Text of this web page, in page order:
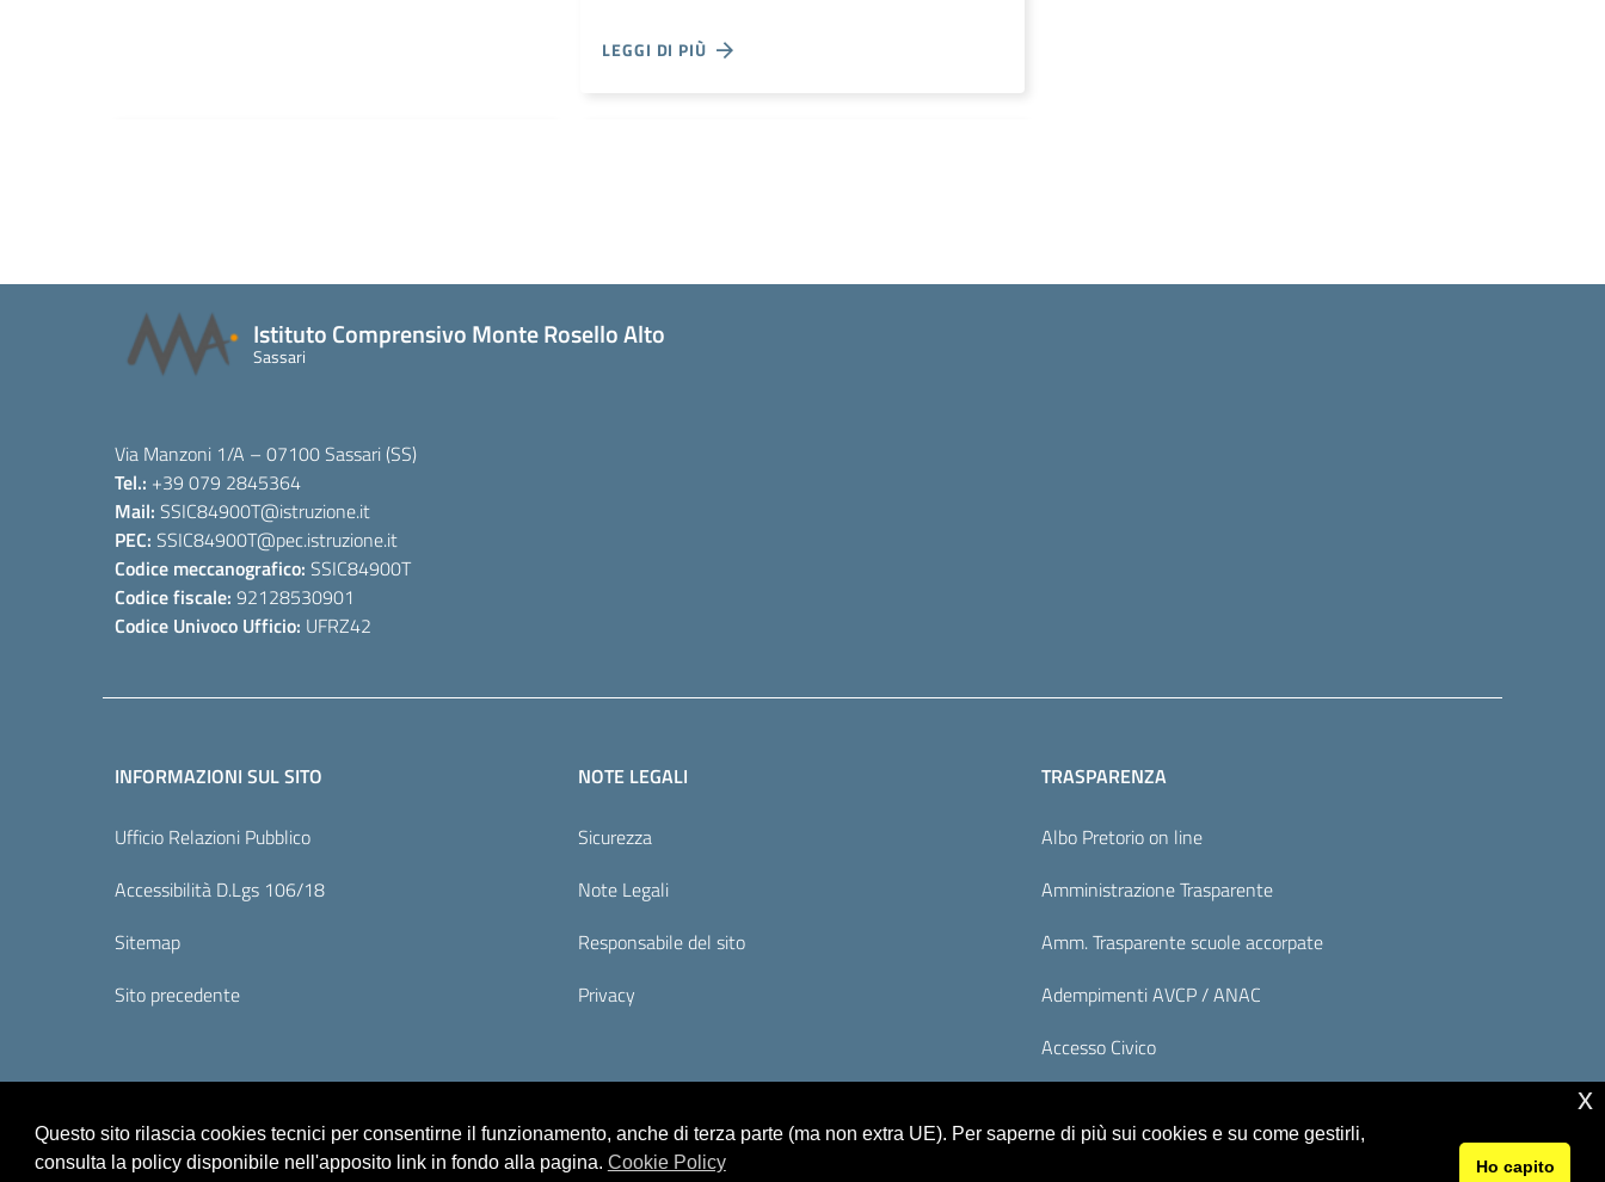
LEGGI DI PIÙ
Istituto Comprensivo Monte Rosello Alto
Sassari
Via Manzoni 1/A – 07100 Sassari (SS)
Tel.: +39 079 2845364
Mail: SSIC84900T@istruzione.it
PEC: SSIC84900T@pec.istruzione.it
Codice meccanografico: SSIC84900T
Codice fiscale: 92128530901
Codice Univoco Ufficio: UFRZ42
INFORMAZIONI SUL SITO
Ufficio Relazioni Pubblico
Accessibilità D.Lgs 106/18
Sitemap
Sito precedente
NOTE LEGALI
Sicurezza
Note Legali
Responsabile del sito
Privacy
TRASPARENZA
Albo Pretorio on line
Amministrazione Trasparente
Amm. Trasparente scuole accorpate
Adempimenti AVCP / ANAC
Accesso Civico
Questo sito rilascia cookies tecnici per consentirne il funzionamento, anche di terza parte (ma non extra UE). Per saperne di più sui cookies e su come gestirli,
consulta la policy disponibile nell'apposito link in fondo alla pagina. Cookie Policy Ho capito
x